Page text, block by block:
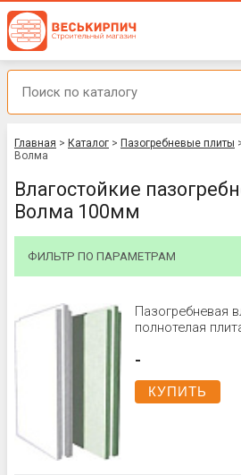
Главная > Каталог > Пазогребневые плиты
Волма
Влагостойкие
Волма 100мм
ФИЛЬТР ПО ПАРАМЕТРАМ
Пазогребневая
полнотелая
-
КУПИТЬ